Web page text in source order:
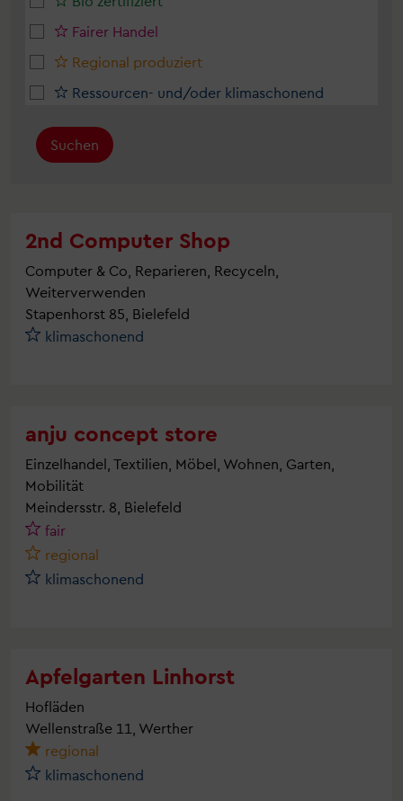
Fairer Handel
Regional produziert
Ressourcen- und/oder klimaschonend
Suchen
2nd Computer Shop
Computer & Co, Reparieren, Recyceln,
Weiterverwenden
Stapenhorst 85, Bielefeld
klimaschonend
anju concept store
Einzelhandel, Textilien, Möbel, Wohnen, Garten,
Mobilität
Meindersstr. 8, Bielefeld
fair
regional
klimaschonend
Apfelgarten Linhorst
Hofläden
Wellenstraße 11, Werther
regional
klimaschonend